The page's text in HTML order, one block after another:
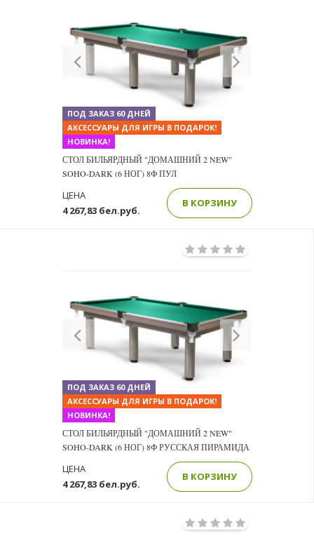
Previous Next
ПОД ЗАКАЗ 60 ДНЕЙ
АКСЕССУАРЫ ДЛЯ ИГРЫ В ПОДАРОК!
НОВИНКА!
СТОЛ БИЛЬЯРДНЫЙ "ДОМАШНИЙ 2 NEW"
SOHO-DARK (6 НОГ) 8Ф ПУЛ
4 267,83 бел.руб.
ЦЕНА
В КОРЗИНУ
Previous Next
ПОД ЗАКАЗ 60 ДНЕЙ
АКСЕССУАРЫ ДЛЯ ИГРЫ В ПОДАРОК!
НОВИНКА!
СТОЛ БИЛЬЯРДНЫЙ "ДОМАШНИЙ 2 NEW"
SOHO-DARK (6 НОГ) 8Ф РУССКАЯ ПИРАМИДА
4 267,83 бел.руб.
ЦЕНА
В КОРЗИНУ